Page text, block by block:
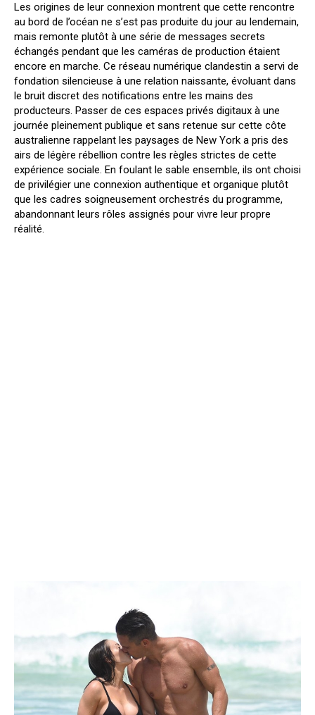
Les origines de leur connexion montrent que cette rencontre
au bord de l’océan ne s’est pas produite du jour au lendemain,
mais remonte plutôt à une série de messages secrets
échangés pendant que les caméras de production étaient
encore en marche. Ce réseau numérique clandestin a servi de
fondation silencieuse à une relation naissante, évoluant dans
le bruit discret des notifications entre les mains des
producteurs. Passer de ces espaces privés digitaux à une
journée pleinement publique et sans retenue sur cette côte
australienne rappelant les paysages de New York a pris des
airs de légère rébellion contre les règles strictes de cette
expérience sociale. En foulant le sable ensemble, ils ont choisi
de privilégier une connexion authentique et organique plutôt
que les cadres soigneusement orchestrés du programme,
abandonnant leurs rôles assignés pour vivre leur propre
réalité.